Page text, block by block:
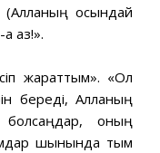
(Алланың осындай
аз!».
жараттым». «Ол
береді, Алланың
болсаңдар, оның
шынында тым